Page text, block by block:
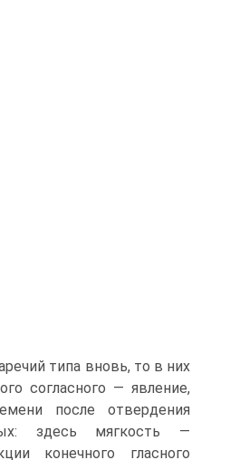
типа вновь, то в них
согласного — явление,
после отвердения
здесь мягкость —
конечного гласного